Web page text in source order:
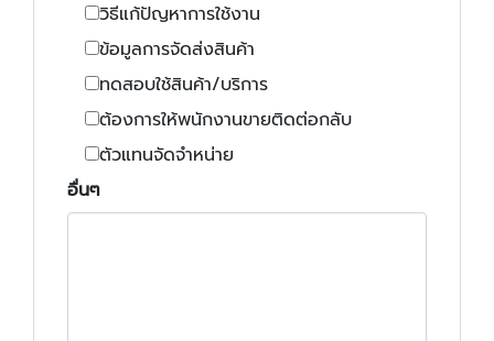
วิธีแก้ปัญหาการใช้งาน
ข้อมูลการจัดส่งสินค้า
ทดสอบใช้สินค้า/บริการ
ต้องการให้พนักงานขายติดต่อกลับ
ตัวแทนจัดจำหน่าย
อื่นๆ